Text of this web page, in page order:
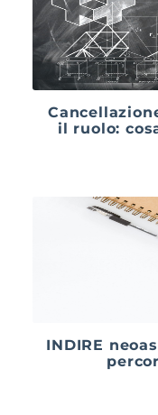
il ruolo:
INDIRE